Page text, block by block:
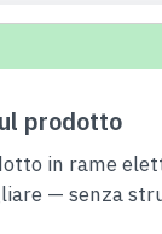
prodotto
in rame
— senza